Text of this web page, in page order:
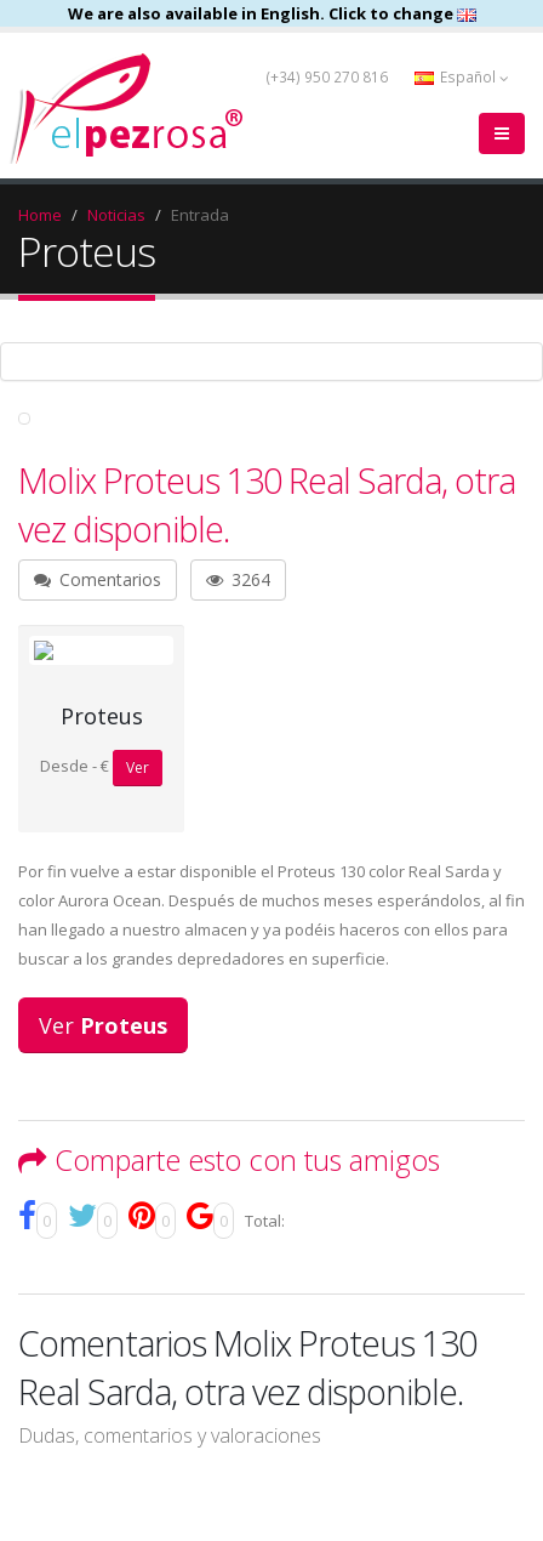
We are also available in English. Click to change
(+34) 950 270 816 Español
Home Noticias Entrada
Proteus
Molix Proteus 130 Real Sarda, otra
vez disponible.
Comentarios 3264
Proteus
Desde - € Ver
Por fin vuelve a estar disponible el Proteus 130 color Real Sarda y
color Aurora Ocean. Después de muchos meses esperándolos, al fin
han llegado a nuestro almacen y ya podéis haceros con ellos para
buscar a los grandes depredadores en superficie.
Ver Proteus
Comparte esto con tus amigos
0 0 0 0 Total:
Comentarios Molix Proteus 130
Real Sarda, otra vez disponible.
Dudas, comentarios y valoraciones